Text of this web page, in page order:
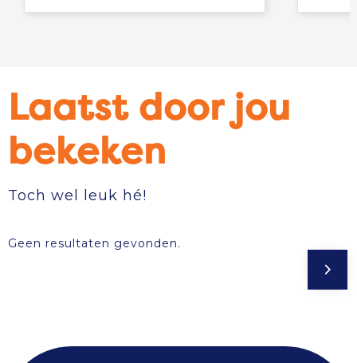
Laatst door jou
bekeken
Toch wel leuk hé!
Geen resultaten gevonden.